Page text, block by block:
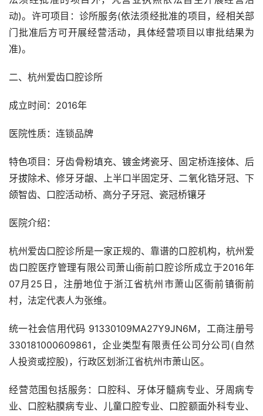
动)。许可项目：诊所服务(依法须经批准的项目，经相关部
门批准后方可开展经营活动，具体经营项目以审批结果为
准)。
二、杭州爱齿口腔诊所
成立时间：2016年
医院性质：连锁品牌
特色项目：牙齿骨粉填充、镀金烤瓷牙、固定桥连接体、后
牙拔除术、修牙牙龈、上半口半固定牙、二氧化锆牙冠、下
颌智齿、口腔活动桥、高分子牙冠、瓷冠桥镶牙
医院介绍：
杭州爱齿口腔诊所是一家正规的、靠谱的口腔机构，杭州爱
齿口腔医疗管理有限公司萧山衙前口腔诊所成立于2016年
07月25日，注册地位于浙江省杭州市萧山区衙前镇衙前
村，法定代表人为张维。
统一社会信用代码 91330109MA27Y9JN6M，工商注册号
330181000609861，企业类型有限责任公司分公司(自然
人投资或控股)，行政区划浙江省杭州市萧山区。
经营范围包括服务：口腔科、牙体牙髓病专业、牙周病专
业、口腔粘膜病专业、儿童口腔专业、口腔额面外科专业、